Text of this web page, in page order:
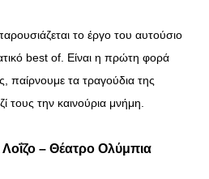
το έργο του αυτούσιο
best of. Είναι η πρώτη φορά
παίρνουμε τα τραγούδια της
τους την καινούρια μνήμη.
– Θέατρο Ολύμπια